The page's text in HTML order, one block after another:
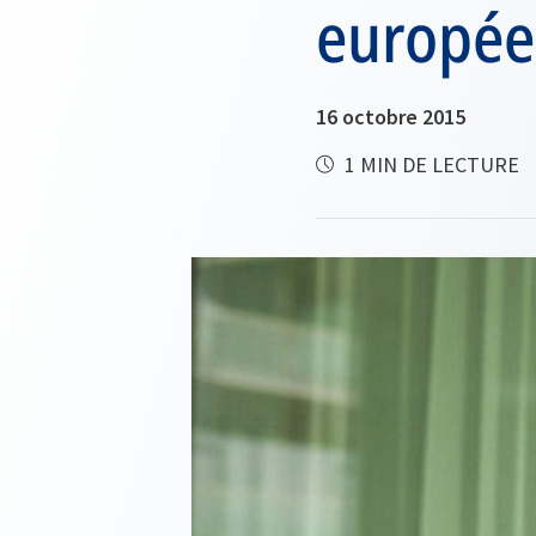
16 octobre 2015
1 MIN DE LECTURE